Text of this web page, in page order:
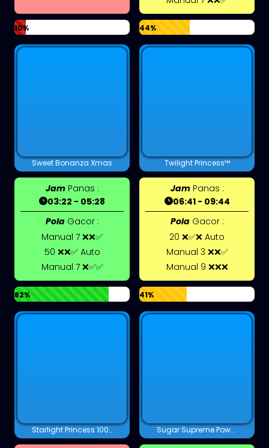
10% 44%
Sweet Bonanza Xmas
JamPanas :
03:22 - 05:28
PolaGacor :
Manual 7 ❌❌✅
50 ❌❌✅ Auto
Manual 7 ❌✅✅
82%
Twilight Princess™
JamPanas :
06:41 - 09:44
PolaGacor :
20 ❌✅❌ Auto
Manual 3 ❌❌✅
Manual 9 ❌❌❌
41%
Starlight Princess 1000 Sugar Supreme Powernudge